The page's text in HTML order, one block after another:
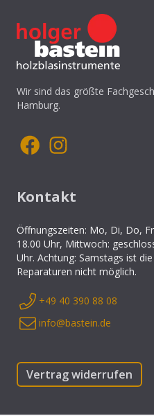
Wir sind das größte
Hamburg.
Kontakt
Öffnungszeiten: Mo, Di, Do,
18.00 Uhr, Mittwoch:
Uhr. Achtung: Samstags ist
Reparaturen nicht möglich.
+49 40 390 88 08
info@bastein.de
Vertrag widerrufen